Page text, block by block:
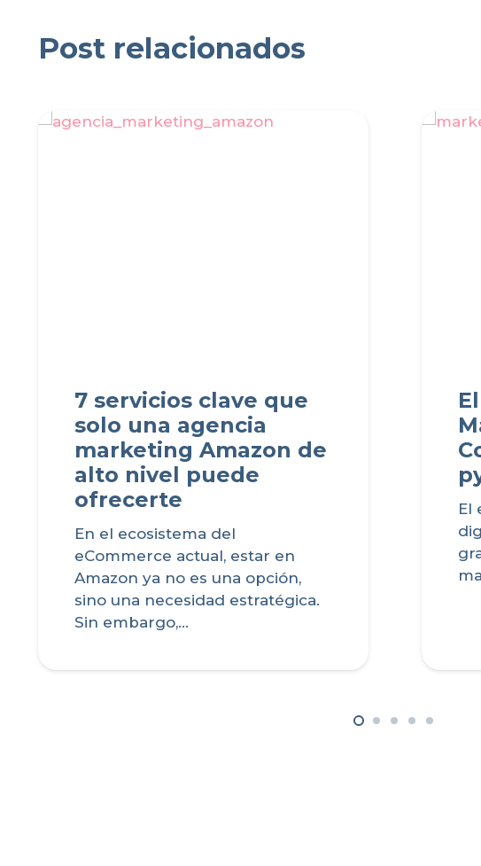
Post relacionados
7 servicios clave que
solo una agencia
marketing Amazon de
alto nivel puede
ofrecerte
En el ecosistema del
eCommerce actual, estar en
Amazon ya no es una opción,
sino una necesidad estratégica.
Sin embargo,…
El